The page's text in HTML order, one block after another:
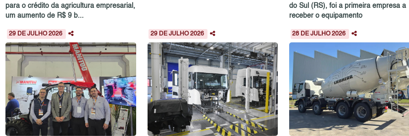
para o crédito da agricultura empresarial,
um aumento de R$ 9 b...
do Sul (RS), foi a primeira empresa a
receber o equipamento
29 DE JULHO 2026 29 DE JULHO 2026 28 DE JULHO 2026